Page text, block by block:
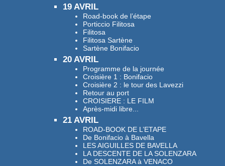
19 AVRIL
Road-book de l’étape
Porticcio Filitosa
Filitosa
Filitosa Sartène
Sartène Bonifacio
20 AVRIL
Programme de la journée
Croisière 1 : Bonifacio
Croisière 2 : le tour des Lavezzi
Retour au port
CROISIERE : LE FILM
Après-midi libre...
21 AVRIL
ROAD-BOOK DE L’ETAPE
De Bonifacio à Bavella
LES AIGUILLES DE BAVELLA
LA DESCENTE DE LA SOLENZARA
De SOLENZARA à VENACO